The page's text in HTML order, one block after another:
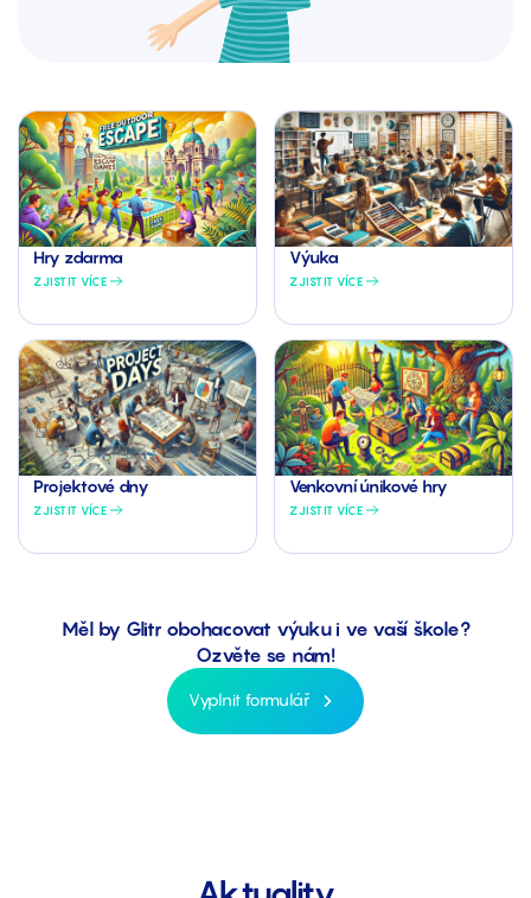
Hry zdarma
ZJISTIT VÍCE
Výuka
ZJISTIT VÍCE
Projektové dny
ZJISTIT VÍCE
Venkovní únikové hry
ZJISTIT VÍCE
Měl by Glitr obohacovat výuku i ve vaší škole?
Ozvěte se nám!
Vyplnit formulář